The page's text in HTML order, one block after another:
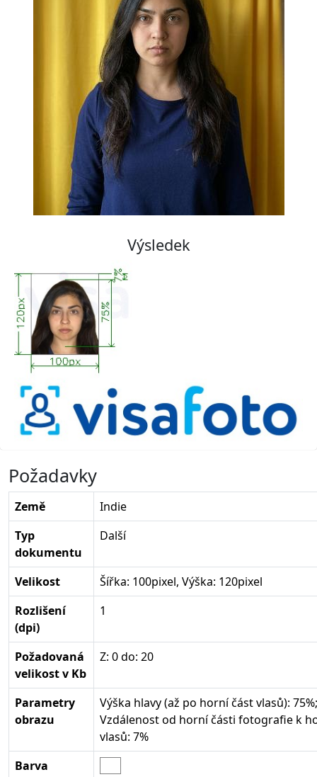
Výsledek
Požadavky
Země
Indie
Typ
dokumentu
Další
Velikost
Šířka: 100pixel, Výška: 120pixel
Rozlišení
(dpi)
1
Požadovaná
velikost v Kb
Z: 0 do: 20
Parametry
obrazu
Výška hlavy (až po horní část vlasů): 75%;
Vzdálenost od horní části fotografie k
vlasů: 7%
Barva